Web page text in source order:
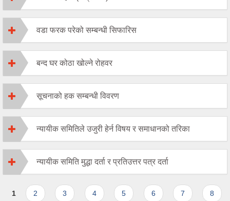
वडा फरक परेको सम्बन्धी सिफारिस
बन्द घर कोठा खोल्ने रोहवर
सूचनाको हक सम्बन्धी विवरण
न्यायीक समितिले उजुरी हेर्न विषय र समाधानको तरिका
न्यायीक समिति मुद्धा दर्ता र प्रतिउत्तर पत्र दर्ता
Pages
1 2 3 4 5 6 7 8